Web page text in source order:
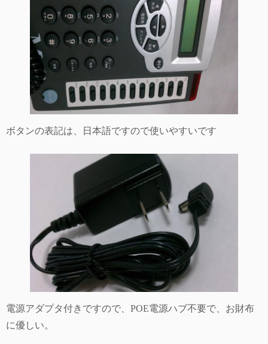
ボタンの表記は、日本語ですので使いやすいです
電源アダプタ付きですので、POE電源ハブ不要で、お財布
に優しい。